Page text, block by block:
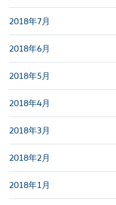
2018年7月
2018年6月
2018年5月
2018年4月
2018年3月
2018年2月
2018年1月